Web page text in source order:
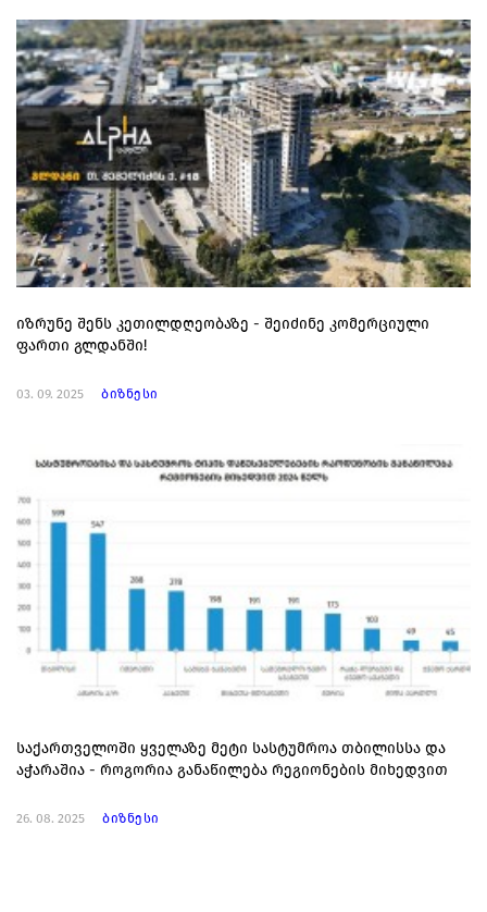
იზრუნე შენს კეთილდღეობაზე - შეიძინე კომერციული
ფართი გლდანში!
03. 09. 2025 ბიზნესი
საქართველოში ყველაზე მეტი სასტუმროა თბილისსა და
აჭარაშია - როგორია განაწილება რეგიონების მიხედვით
26. 08. 2025 ბიზნესი